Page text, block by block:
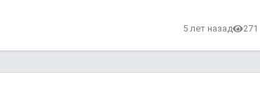
5 лет назад 271